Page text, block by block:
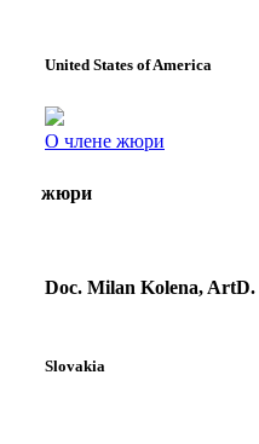
United States of America
О члене жюри
жюри
Doc. Milan Kolena, ArtD.
Slovakia